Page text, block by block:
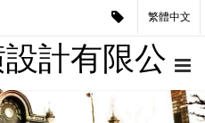
繁體中文
計有限公